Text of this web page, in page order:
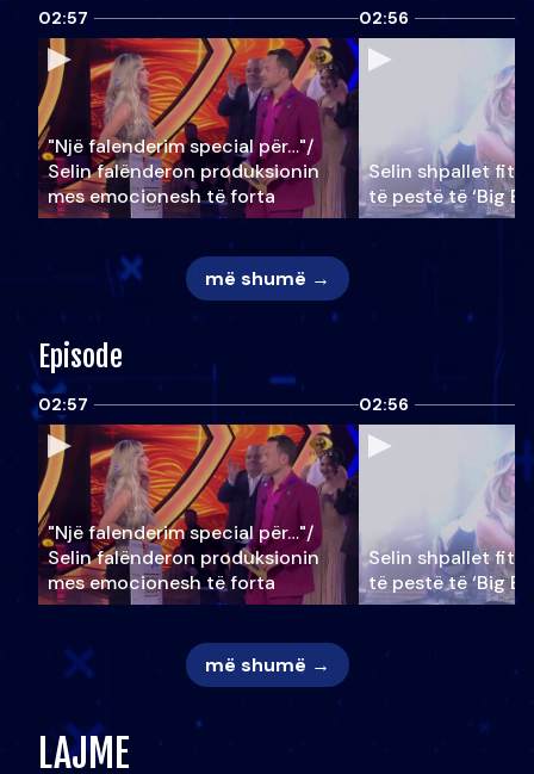
02:57
"Një falenderim special për…"/
Selin falënderon produksionin
mes emocionesh të forta
02:56
Selin shpallet
të pestë të ‘Big
më shumë →
Episode
02:57
"Një falenderim special për…"/
Selin falënderon produksionin
mes emocionesh të forta
02:56
Selin shpallet
të pestë të ‘Big
më shumë →
LAJME